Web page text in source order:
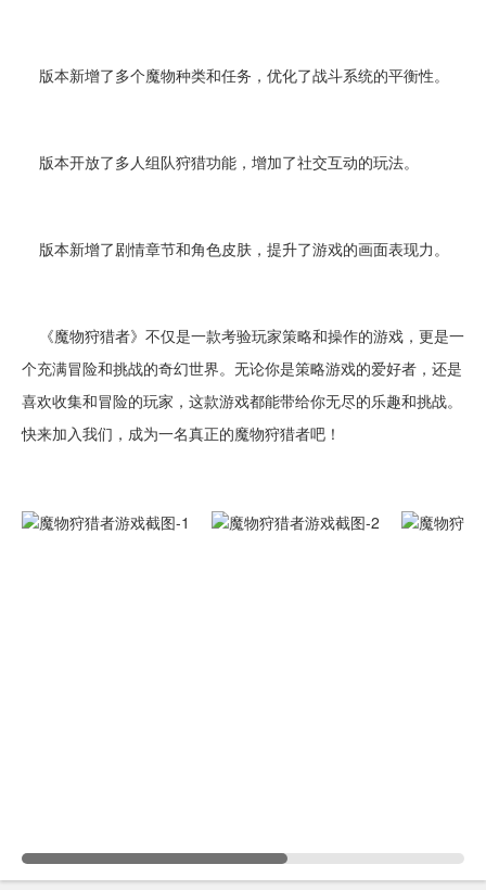
版本新增了多个魔物种类和任务，优化了战斗系统的平衡性。
版本开放了多人组队狩猎功能，增加了社交互动的玩法。
版本新增了剧情章节和角色皮肤，提升了游戏的画面表现力。
《魔物狩猎者》不仅是一款考验玩家策略和操作的游戏，更是一
个充满冒险和挑战的奇幻世界。无论你是策略游戏的爱好者，还是
喜欢收集和冒险的玩家，这款游戏都能带给你无尽的乐趣和挑战。
快来加入我们，成为一名真正的魔物狩猎者吧！